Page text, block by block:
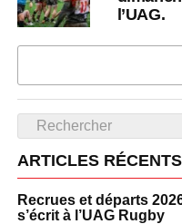
l’UAG.
ARTICLES RÉCENTS
Recrues et départs
s’écrit à l’UAG Rugby